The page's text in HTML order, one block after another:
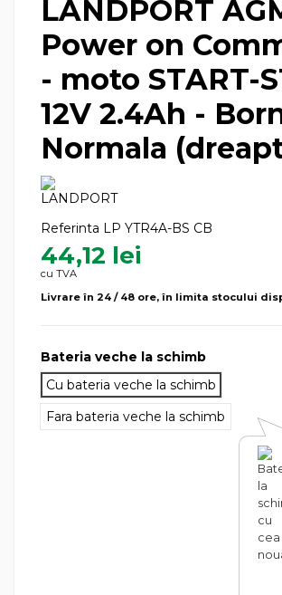
LANDPORT
Power on
- moto START-
12V 2.4Ah -
Normala
Referinta LP YTR4A-BS CB
44,12 lei
cu TVA
Livrare în 24 / 48 ore, în limita stocului
Bateria veche la schimb
Cu bateria veche la schimb
Fara bateria veche la schimb